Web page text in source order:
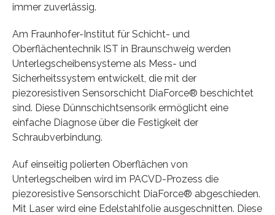
immer zuverlässig.
Am Fraunhofer-Institut für Schicht- und
Oberflächentechnik IST in Braunschweig werden
Unterlegscheibensysteme als Mess- und
Sicherheitssystem entwickelt, die mit der
piezoresistiven Sensorschicht DiaForce® beschichtet
sind. Diese Dünnschichtsensorik ermöglicht eine
einfache Diagnose über die Festigkeit der
Schraubverbindung.
Auf einseitig polierten Oberflächen von
Unterlegscheiben wird im PACVD-Prozess die
piezoresistive Sensorschicht DiaForce® abgeschieden.
Mit Laser wird eine Edelstahlfolie ausgeschnitten. Diese